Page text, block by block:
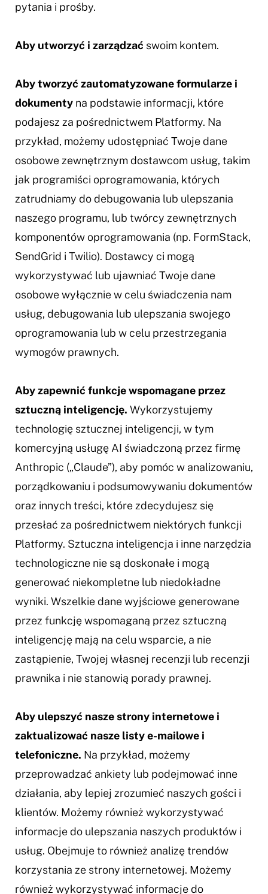
pytania i prośby.
Aby utworzyć i zarządzać swoim kontem.
Aby tworzyć zautomatyzowane formularze i
dokumentyna podstawie informacji, które
podajesz za pośrednictwem Platformy. Na
przykład, możemy udostępniać Twoje dane
osobowe zewnętrznym dostawcom usług, takim
jak programiści oprogramowania, których
zatrudniamy do debugowania lub ulepszania
naszego programu, lub twórcy zewnętrznych
komponentów oprogramowania (np. FormStack,
SendGrid i Twilio). Dostawcy ci mogą
wykorzystywać lub ujawniać Twoje dane
osobowe wyłącznie w celu świadczenia nam
usług, debugowania lub ulepszania swojego
oprogramowania lub w celu przestrzegania
wymogów prawnych.
Aby zapewnić funkcje wspomagane przez
sztuczną inteligencję. Wykorzystujemy
technologię sztucznej inteligencji, w tym
komercyjną usługę AI świadczoną przez firmę
Anthropic („Claude”), aby pomóc w analizowaniu,
porządkowaniu i podsumowywaniu dokumentów
oraz innych treści, które zdecydujesz się
przesłać za pośrednictwem niektórych funkcji
Platformy. Sztuczna inteligencja i inne narzędzia
technologiczne nie są doskonałe i mogą
generować niekompletne lub niedokładne
wyniki. Wszelkie dane wyjściowe generowane
przez funkcję wspomaganą przez sztuczną
inteligencję mają na celu wsparcie, a nie
zastąpienie, Twojej własnej recenzji lub recenzji
prawnika i nie stanowią porady prawnej.
Aby ulepszyć nasze strony internetowe i
zaktualizować nasze listy e-mailowe i
telefoniczne. Na przykład, możemy
przeprowadzać ankiety lub podejmować inne
działania, aby lepiej zrozumieć naszych gości i
klientów. Możemy również wykorzystywać
informacje do ulepszania naszych produktów i
usług. Obejmuje to również analizę trendów
korzystania ze strony internetowej. Możemy
również wykorzystywać informacje do